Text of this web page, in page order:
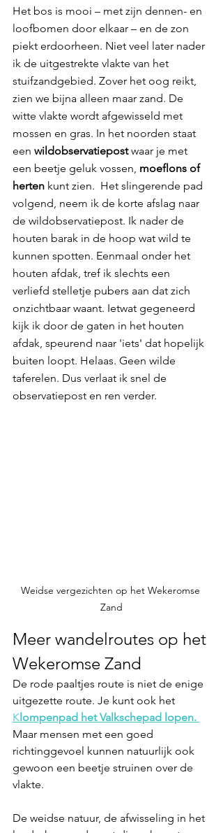
Het bos is mooi – met zijn dennen- en
loofbomen door elkaar – en de zon
piekt erdoorheen. Niet veel later nader
ik de uitgestrekte vlakte van het
stuifzandgebied. Zover het oog reikt,
zien we bijna alleen maar zand. De
witte vlakte wordt afgewisseld met
mossen en gras. In het noorden staat
een wildobservatiepost waar je met
een beetje geluk vossen, moeflons of
herten kunt zien.  Het slingerende pad
volgend, neem ik de korte afslag naar
de wildobservatiepost. Ik nader de
houten barak in de hoop wat wild te
kunnen spotten. Eenmaal onder het
houten afdak, tref ik slechts een
verliefd stelletje pubers aan dat zich
onzichtbaar waant. Ietwat gegeneerd
kijk ik door de gaten in het houten
afdak, speurend naar 'iets' dat hopelijk
buiten loopt. Helaas. Geen wilde
taferelen. Dus verlaat ik snel de
observatiepost en ren verder.
Weidse vergezichten op het Wekeromse
Zand
Meer wandelroutes op het
Wekeromse Zand
De rode paaltjes route is niet de enige
uitgezette route. Je kunt ook het
Klompenpad het Valkschepad lopen.
Maar mensen met een goed
richtinggevoel kunnen natuurlijk ook
gewoon een beetje struinen over de
vlakte.
De weidse natuur, de afwisseling in het